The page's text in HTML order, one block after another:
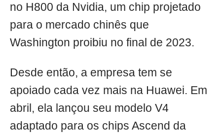
no H800 da Nvidia, um chip projetado
para o mercado chinês que
Washington proibiu no final de 2023.
Desde então, a empresa tem se
apoiado cada vez mais na Huawei. Em
abril, ela lançou seu modelo V4
adaptado para os chips Ascend da